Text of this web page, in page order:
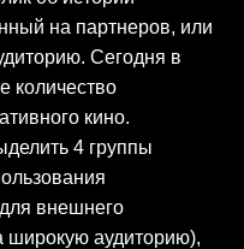
на партнеров, или
Сегодня в
количество
кино.
4 группы
внешнего
широкую аудиторию),